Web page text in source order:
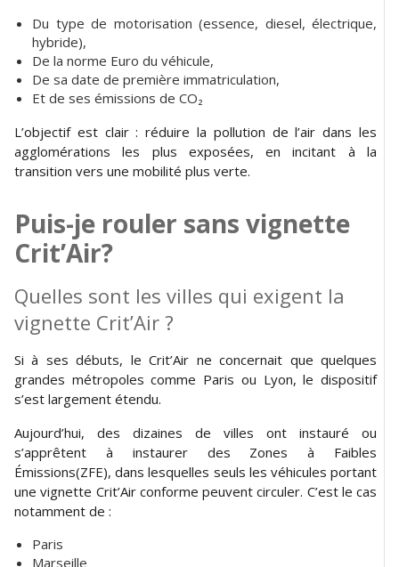
Du type de motorisation (essence, diesel, électrique,
hybride),
De la norme Euro du véhicule,
De sa date de première immatriculation,
Et de ses émissions de CO₂
L’objectif est clair : réduire la pollution de l’air dans les
agglomérations les plus exposées, en incitant à la
transition vers une mobilité plus verte.
Puis-je rouler sans vignette
Crit’Air?
Quelles sont les villes qui exigent la
vignette Crit’Air ?
Si à ses débuts, le Crit’Air ne concernait que quelques
grandes métropoles comme Paris ou Lyon, le dispositif
s’est largement étendu.
Aujourd’hui, des dizaines de villes ont instauré ou
s’apprêtent à instaurer des Zones à Faibles
Émissions(ZFE), dans lesquelles seuls les véhicules portant
une vignette Crit’Air conforme peuvent circuler. C’est le cas
notamment de :
Paris
Marseille